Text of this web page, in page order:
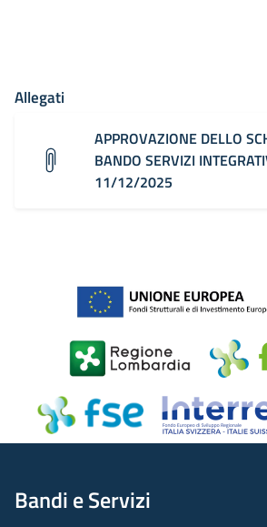
Allegati
APPROVAZIONE DELLO
BANDO SERVIZI
11/12/2025
Bandi e Servizi